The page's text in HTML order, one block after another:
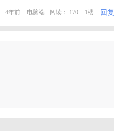
4年前 电脑端 阅读： 170 1楼 回复